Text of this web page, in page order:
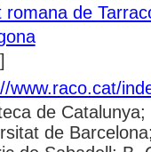
romana de
www.raco.cat/
de
de